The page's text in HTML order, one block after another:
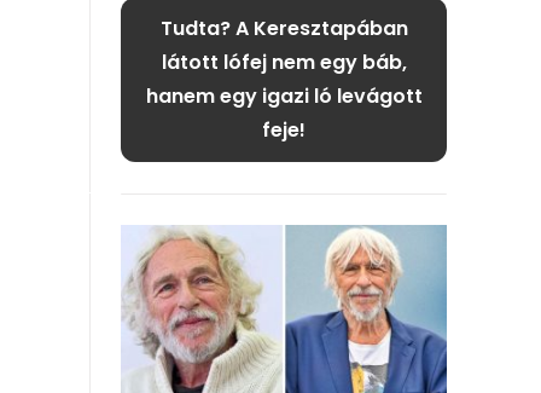
Tudta? A Keresztapában
látott lófej nem egy báb,
hanem egy igazi ló levágott
feje!